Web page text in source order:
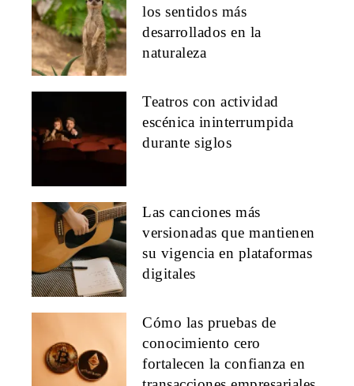
los sentidos más
desarrollados en la
naturaleza
Teatros con actividad
escénica ininterrumpida
durante siglos
Las canciones más
versionadas que mantienen
su vigencia en plataformas
digitales
Cómo las pruebas de
conocimiento cero
fortalecen la confianza en